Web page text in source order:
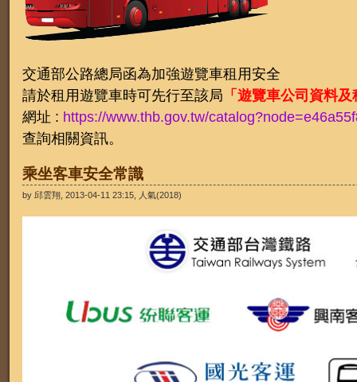
交通部公路總局函為加強遊覽車租用安全
請於租用遊覽車時可先行至該局 「遊覽車公司資料
網址 : https://www.thb.gov.tw/
查詢相關資訊。
乘坐客車安全常識
by 邱雲翔, 2013-04-11 23:15, 人氣(2018)